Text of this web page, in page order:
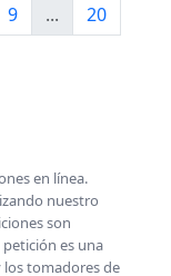
9 ...
20
en línea.
nuestro
son
es una
los tomadores de